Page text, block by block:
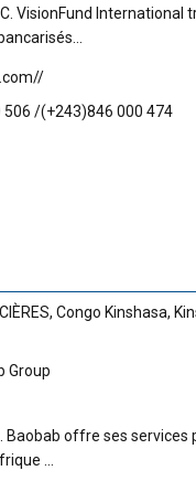
VisionFund International
506 /(+243)846 000 474
, Congo Kinshasa,
Group
Baobab offre ses services
…